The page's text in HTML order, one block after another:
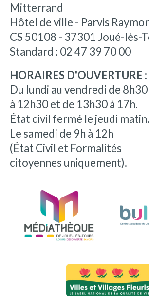
Mitterrand
Hôtel de ville - Parvis
CS 50108 - 37301 Joué-lès-
Standard : 02 47 39 70 00
HORAIRES D'OUVERTURE :
Du lundi au vendredi de 8h30
à 12h30 et de 13h30 à 17h.
État civil fermé le jeudi matin.
Le samedi de 9h à 12h
(État Civil et Formalités
citoyennes uniquement).